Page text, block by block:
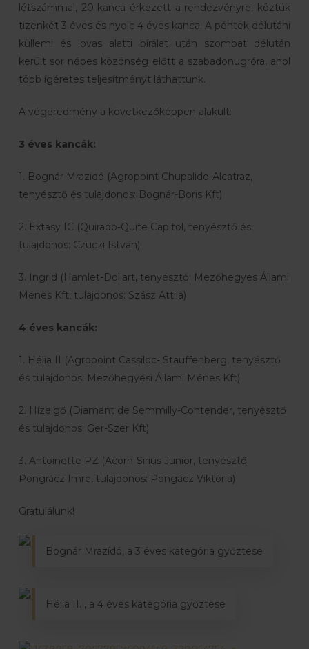
létszámmal, 20 kanca érkezett a rendezvényre, köztük
tizenkét 3 éves és nyolc 4 éves kanca. A péntek délutáni
küllemi és lovas alatti bírálat után szombat délután
került sor népes közönség előtt a szabadonugróra, ahol
több ígéretes teljesítményt láthattunk.
A végeredmény a következőképpen alakult:
3 éves kancák:
1. Bognár Mrazidó (Agropoint Chupalido-Alcatraz,
tenyésztő és tulajdonos: Bognár-Boris Kft)
2. Extasy IC (Quirado-Quite Capitol, tenyésztő és
tulajdonos: Czuczi István)
3. Ingrid (Hamlet-Doliart, tenyésztő: Mezőhegyes Állami
Ménes Kft, tulajdonos: Szász Attila)
4 éves kancák:
1. Hélia II (Agropoint Cassiloc- Stauffenberg, tenyésztő
és tulajdonos: Mezőhegyesi Állami Ménes Kft)
2. Hízelgő (Diamant de Semmilly-Contender, tenyésztő
és tulajdonos: Ger-Szer Kft)
3. Antoinette PZ (Acorn-Sirius Junior, tenyésztő:
Pongrácz Imre, tulajdonos: Pongácz Viktória)
Gratulálunk!
Bognár Mrazídó, a 3 éves kategória győztese
Hélia II. , a 4 éves kategória győztese